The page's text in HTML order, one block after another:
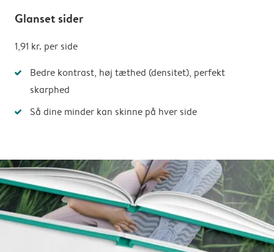
Glanset sider
1,91 kr. per side
Bedre kontrast, høj tæthed (densitet), perfekt
skarphed
Så dine minder kan skinne på hver side